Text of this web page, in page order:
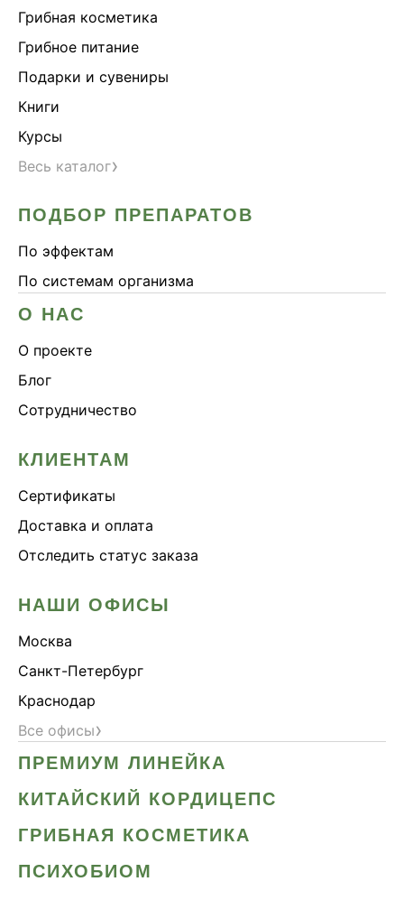
Грибная косметика
Грибное питание
Подарки и сувениры
Книги
Курсы
Весь каталог›
ПОДБОР ПРЕПАРАТОВ
По эффектам
По системам организма
О НАС
О проекте
Блог
Сотрудничество
КЛИЕНТАМ
Сертификаты
Доставка и оплата
Отследить статус заказа
НАШИ ОФИСЫ
Москва
Санкт-Петербург
Краснодар
Все офисы›
ПРЕМИУМ ЛИНЕЙКА
КИТАЙСКИЙ КОРДИЦЕПС
ГРИБНАЯ КОСМЕТИКА
ПСИХОБИОМ